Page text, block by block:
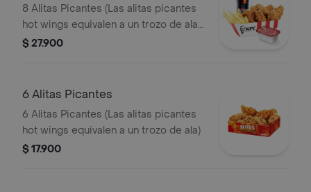
8 Alitas Picantes (Las alitas picantes
hot wings equivalen a un trozo de ala)
+ 1 Papa Pequeña + 1 Gaseosa PET
$ 27.900
6 Alitas Picantes
6 Alitas Picantes (Las alitas picantes
hot wings equivalen a un trozo de ala)
$ 17.900